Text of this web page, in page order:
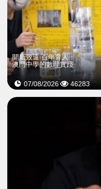
開新致遠 百年育人：
澳門中學的數理實踐
07/08/2026 46283